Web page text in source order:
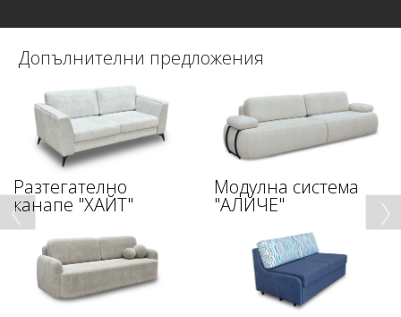
Допълнителни предложения
Разтегателно
канапе "ХАЙТ"
Модулна система
"АЛИЧЕ"